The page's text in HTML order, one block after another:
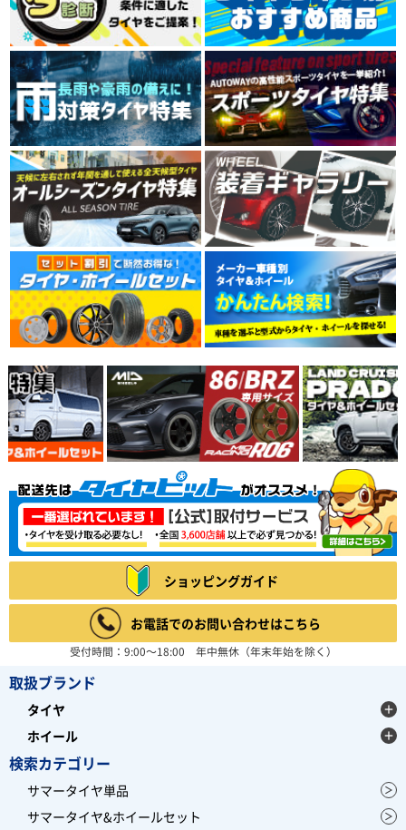
ショッピングガイド
お電話でのお問い合わせはこちら
受付時間：9:00～18:00 年中無休（年末年始を除く）
取扱ブランド
タイヤ
ホイール
検索カテゴリー
サマータイヤ単品
サマータイヤ&ホイールセット